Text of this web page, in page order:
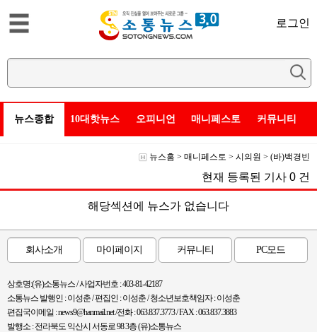
로그인
뉴스종합 10대핫뉴스 오피니언 매니페스토 커뮤니티
뉴스홈 > 매니페스토 > 시의원 > (바)백경빈
현재 등록된 기사 0 건
해당섹션에 뉴스가 없습니다
회사소개 마이페이지 커뮤니티 PC모드
상호명:(유)소통뉴스 / 사업자번호 : 403-81-42187
소통뉴스 발행인 : 이성춘 / 편집인 : 이성춘 / 청소년보호책임자 : 이성춘
편집국이메일 : news9@hanmail.net /전화 : 063.837.3773 / FAX : 063.837.3883
발행소 : 전라북도 익산시 서동로 98 3층 (유)소통뉴스